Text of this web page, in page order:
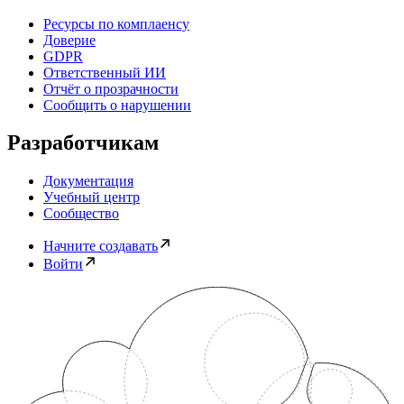
Ресурсы по комплаенсу
Доверие
GDPR
Ответственный ИИ
Отчёт о прозрачности
Сообщить о нарушении
Разработчикам
Документация
Учебный центр
Сообщество
Начните создавать
Войти